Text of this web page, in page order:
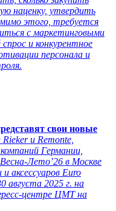
наценку, утвердить
этого, требуется
с маркетинговыми
и конкурентное
персонала и
свои новые
и Remonte,
Германии,
Лето’26 в Москве
аксессуаров Euro
августа 2025 г. на
центре ЦМТ на